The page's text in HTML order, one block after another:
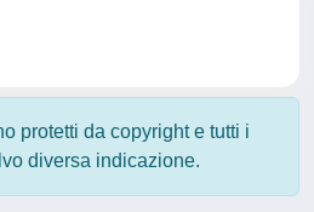
protetti da copyright e tutti i
diversa indicazione.